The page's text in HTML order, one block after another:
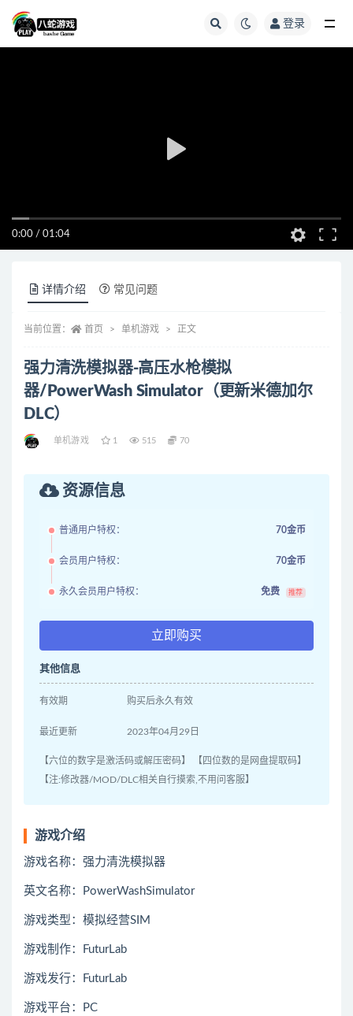
登录
0:00 / 01:04
详情介绍 常见问题
当前位置： 首页 单机游戏 正文
强力清洗模拟器-高压水枪模拟
器/PowerWash Simulator（更新米德加尔
DLC）
单机游戏 1 515 70
资源信息
普通用户特权： 70金币
会员用户特权： 70金币
永久会员用户特权： 免费 推荐
立即购买
其他信息
有效期 购买后永久有效
最近更新 2023年04月29日
【六位的数字是激活码或解压密码】 【四位数的是网盘提取码】
【注:修改器/MOD/DLC相关自行摸索,不用问客服】
游戏介绍
游戏名称：强力清洗模拟器
英文名称：PowerWashSimulator
游戏类型：模拟经营SIM
游戏制作：FuturLab
游戏发行：FuturLab
游戏平台：PC